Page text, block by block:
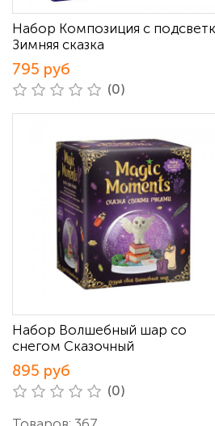
Набор Композиция с
Зимняя сказка
795 руб
(0)
Набор Волшебный шар со
снегом Сказочный
895 руб
(0)